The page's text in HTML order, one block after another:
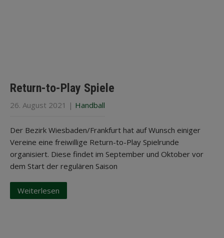
Return-to-Play Spiele
26. August 2021 | Handball
Der Bezirk Wiesbaden/Frankfurt hat auf Wunsch einiger
Vereine eine freiwillige Return-to-Play Spielrunde
organisiert. Diese findet im September und Oktober vor
dem Start der regulären Saison
Weiterlesen